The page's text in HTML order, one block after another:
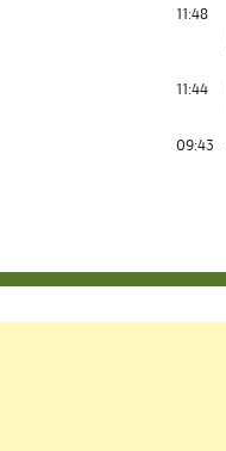
11:48
11:44
09:43